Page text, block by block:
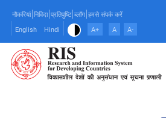
main
content
नौकरियां निविदा प्रतिपुष्टि ब्लॉग हमसे संपर्क करें
English
Hindi A+ A A-